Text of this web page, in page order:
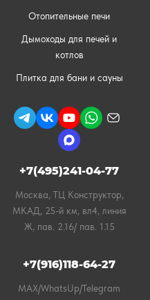
Отопительные печи
Дымоходы для печей и
котлов
Плитка для бани и сауны
+7(495)241-04-77
Москва, ТЦ Конструктор,
МКАД, 25-й км, вл4, линия
Ж, пав. 2.16/ пав. 1.15
+7(916)118-64-27
MAX/WhatsUp/Telegram